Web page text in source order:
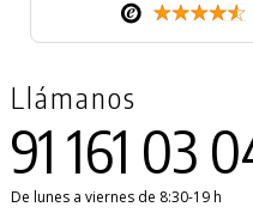
Llámanos
91 161 03
De lunes a viernes de 8:30-19 h